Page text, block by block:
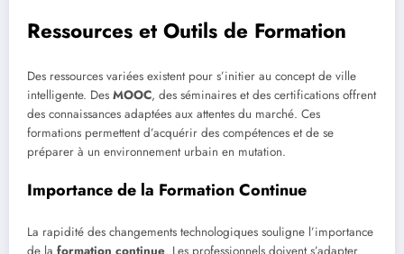
Ressources et Outils de Formation
Des ressources variées existent pour s’initier au concept de ville
intelligente. Des MOOC, des séminaires et des certifications offrent
des connaissances adaptées aux attentes du marché. Ces
formations permettent d’acquérir des compétences et de se
préparer à un environnement urbain en mutation.
Importance de la Formation Continue
La rapidité des changements technologiques souligne l’importance